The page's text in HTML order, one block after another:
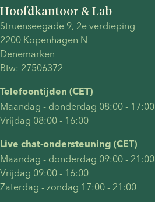
Hoofdkantoor & Lab
Struenseegade 9, 2e verdieping
2200 Kopenhagen N
Denemarken
Btw: 27506372
Telefoontijden (CET)
Maandag - donderdag 08:00 - 17:00
Vrijdag 08:00 - 16:00
Live chat-ondersteuning (CET)
Maandag - donderdag 09:00 - 21:00
Vrijdag 09:00 - 16:00
Zaterdag - zondag 17:00 - 21:00